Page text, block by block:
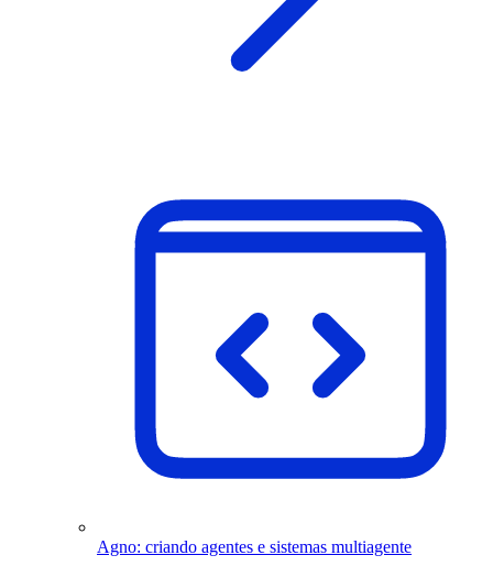
Agno: criando agentes e sistemas multiagente